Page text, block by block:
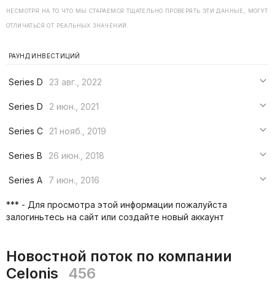
НЕСМОТРЯ НА ТО ЧТО МЫ СТАРАЕМСЯ ТЩАТЕЛЬНО ПРОВЕРЯТЬ ЭТИ ДАННЫЕ, МОГУТ
ОТЛИЧАТЬСЯ ОТ РЕАЛЬНЫХ ЗНАЧЕНИЙ.
РАУНД ИНВЕСТИЦИЙ
Series D
23 авг., 2022
***
Series D
2 июн., 2021
***
Series C
21 нояб., 2019
***
Series B
26 июн., 2018
***
Series A
7 июн., 2016
*** - Для просмотра этой информации пожалуйста
залогиньтесь на сайт или создайте новый аккаунт
Новостной поток по компании
Celonis
456